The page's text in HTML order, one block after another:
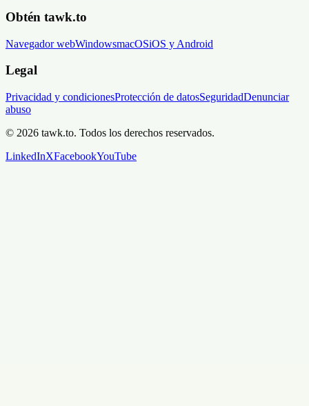
Obtén tawk.to
Navegador webWindowsmacOSiOS y Android
Legal
Privacidad y condicionesProtección de datosSeguridadDenunciar
abuso
© 2026 tawk.to. Todos los derechos reservados.
LinkedInXFacebookYouTube